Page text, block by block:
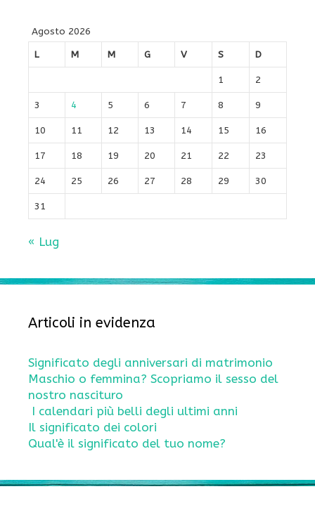
Agosto 2026
L
M M G V S D
1 2
3 4 5 6 7 8 9
10 11 12 13 14 15 16
17 18 19 20 21 22 23
24 25 26 27 28 29 30
31
« Lug
Articoli in evidenza
Significato degli anniversari di matrimonio
Maschio o femmina? Scopriamo il sesso del
nostro nascituro
I calendari più belli degli ultimi anni
Il significato dei colori
Qual'è il significato del tuo nome?